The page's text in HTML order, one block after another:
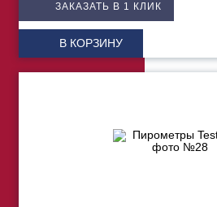
ЗАКАЗАТЬ В 1 КЛИК
В КОРЗИНУ